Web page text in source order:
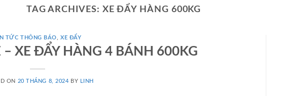
TAG ARCHIVES: XE ĐẨY HÀNG 600KG
TỨC THÔNG BÁO ,XE ĐẨY
XE ĐẨY HÀNG 4 BÁNH 600KG
ON 20 THÁNG 8, 2024 BY LINH